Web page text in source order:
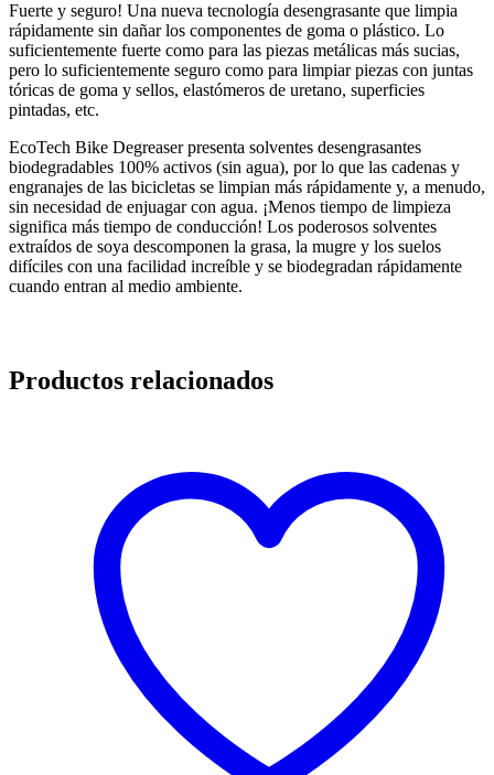
Fuerte y seguro! Una nueva tecnología desengrasante que limpia
rápidamente sin dañar los componentes de goma o plástico. Lo
suficientemente fuerte como para las piezas metálicas más sucias,
pero lo suficientemente seguro como para limpiar piezas con juntas
tóricas de goma y sellos, elastómeros de uretano, superficies
pintadas, etc.
EcoTech Bike Degreaser presenta solventes desengrasantes
biodegradables 100% activos (sin agua), por lo que las cadenas y
engranajes de las bicicletas se limpian más rápidamente y, a menudo,
sin necesidad de enjuagar con agua. ¡Menos tiempo de limpieza
significa más tiempo de conducción! Los poderosos solventes
extraídos de soya descomponen la grasa, la mugre y los suelos
difíciles con una facilidad increíble y se biodegradan rápidamente
cuando entran al medio ambiente.
Productos relacionados